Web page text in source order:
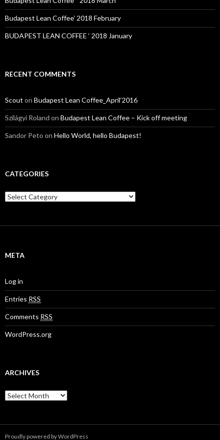
Budapest Lean Coffee’ 2018 February
BUDAPEST LEAN COFFEE ‘ 2018 January
RECENT COMMENTS
Scout on Budapest Lean Coffee_April’2016
Szilágyi Roland on Budapest Lean Coffee – Kick off meeting
Sandor Peto on Hello World, hello Budapest!
CATEGORIES
C
a
iMETA
Log in
Entries RSS
Comments RSS
WordPress.org
ARCHIVES
A
r
Proudly powered by WordPress